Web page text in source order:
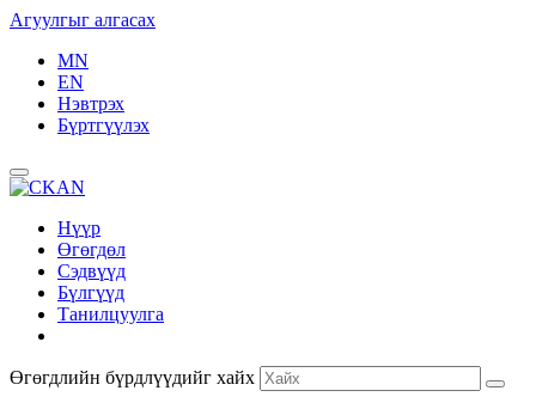
Агуулгыг алгасах
MN
EN
Нэвтрэх
Бүртгүүлэх
Нүүр
Өгөгдөл
Сэдвүүд
Бүлгүүд
Танилцуулга
Өгөгдлийн бүрдлүүдийг хайх